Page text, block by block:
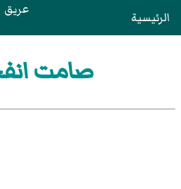
الرئيسية عريق
صامت